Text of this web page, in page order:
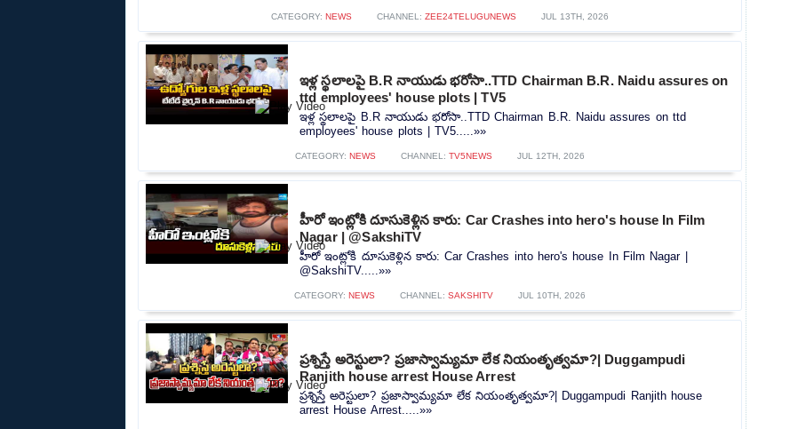
CATEGORY: NEWS CHANNEL: ZEE24TELUGUNEWS JUL 13TH, 2026
ఇళ్ల స్థలాలపై B.R నాయుడు భరోసా..TTD Chairman B.R. Naidu assures on
ttd employees' house plots | TV5
ఇళ్ల స్థలాలపై B.R నాయుడు భరోసా..TTD Chairman B.R. Naidu assures on ttd
employees' house plots | TV5.....»»
CATEGORY: NEWS CHANNEL: TV5NEWS JUL 12TH, 2026
హీరో ఇంట్లోకి దూసుకెళ్లిన కారు: Car Crashes into hero's house In Film
Nagar | @SakshiTV
హీరో ఇంట్లోకి దూసుకెళ్లిన కారు: Car Crashes into hero's house In Film Nagar |
@SakshiTV.....»»
CATEGORY: NEWS CHANNEL: SAKSHITV JUL 10TH, 2026
ప్రశ్నిస్తే అరెస్టులా? ప్రజాస్వామ్యమా లేక నియంతృత్వమా?| Duggampudi
Ranjith house arrest House Arrest
ప్రశ్నిస్తే అరెస్టులా? ప్రజాస్వామ్యమా లేక నియంతృత్వమా?| Duggampudi Ranjith house
arrest House Arrest.....»»